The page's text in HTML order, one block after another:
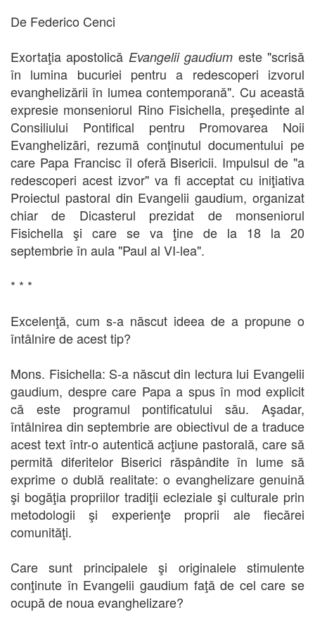
De Federico Cenci
Exortaţia apostolică Evangelii gaudium este "scrisă
în lumina bucuriei pentru a redescoperi izvorul
evanghelizării în lumea contemporană". Cu această
expresie monseniorul Rino Fisichella, preşedinte al
Consiliului Pontifical pentru Promovarea Noii
Evanghelizări, rezumă conţinutul documentului pe
care Papa Francisc îl oferă Bisericii. Impulsul de "a
redescoperi acest izvor" va fi acceptat cu iniţiativa
Proiectul pastoral din Evangelii gaudium, organizat
chiar de Dicasterul prezidat de monseniorul
Fisichella şi care se va ţine de la 18 la 20
septembrie în aula "Paul al VI-lea".
* * *
Excelenţă, cum s-a născut ideea de a propune o
întâlnire de acest tip?
Mons. Fisichella: S-a născut din lectura lui Evangelii
gaudium, despre care Papa a spus în mod explicit
că este programul pontificatului său. Aşadar,
întâlnirea din septembrie are obiectivul de a traduce
acest text într-o autentică acţiune pastorală, care să
permită diferitelor Biserici răspândite în lume să
exprime o dublă realitate: o evanghelizare genuină
şi bogăţia propriilor tradiţii ecleziale şi culturale prin
metodologii şi experienţe proprii ale fiecărei
comunităţi.
Care sunt principalele şi originalele stimulente
conţinute în Evangelii gaudium faţă de cel care se
ocupă de noua evanghelizare?